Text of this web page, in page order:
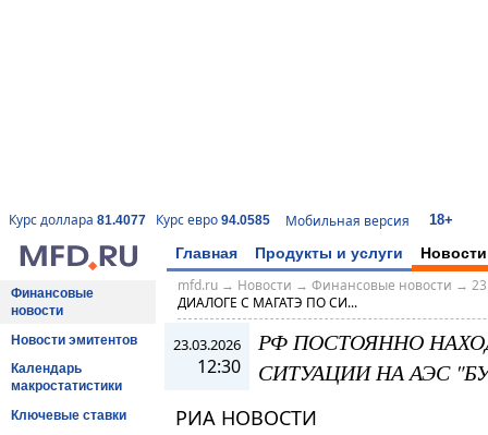
Курс доллара 81.4077 Курс евро 94.0585 Мобильная версия 18+
Главная Продукты и услуги Новости
Финансовые
новости
Новости эмитентов
Календарь
макростатистики
Ключевые ставки
mfd.ru→ Новости → Финансовые новости →
ДИАЛОГЕ С МАГАТЭ ПО СИ...
23.03.2026
12:30
РФ ПОСТОЯННО
СИТУАЦИИ НА АЭС
РИА НОВОСТИ